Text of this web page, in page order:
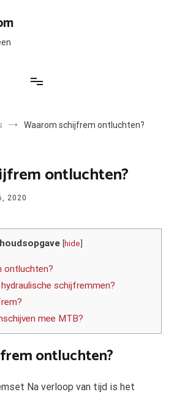
Waarom schijfrem ontluchten?
ontluchten?
2020
[hide]
ontluchten?
schijfremmen?
mee MTB?
ontluchten?
Na verloop van tijd is het